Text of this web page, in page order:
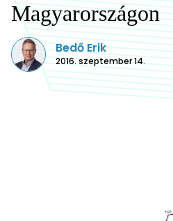
Magyarországon
Bedő Erik
2016. szeptember 14.